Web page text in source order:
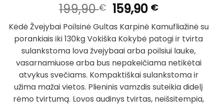
199,90€ Original
price
was:
199,90 €.
159,90 €Current
price
is:
159,90 €.
Kėdė Žvejybai Poilsinė Gultas Karpinė Kamufliažinė su
porankiais iki 130kg Vokiška Kokybė patogi ir tvirta
sulankstoma lova žvejybaai arba poilsiui lauke,
vasarnamiuose arba bus nepakeičiama netikėtai
atvykus svečiams. Kompaktiškai sulankstoma ir
užima mažai vietos. Plieninis vamzdis suteikia didelį
rėmo tvirtumą. Lovos audinys tvirtas, neišsitempia,